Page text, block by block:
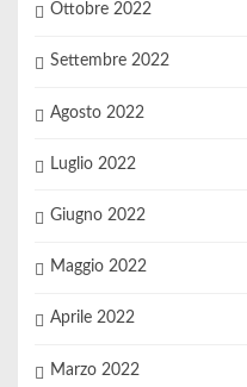
Ottobre 2022
Settembre 2022
Agosto 2022
Luglio 2022
Giugno 2022
Maggio 2022
Aprile 2022
Marzo 2022